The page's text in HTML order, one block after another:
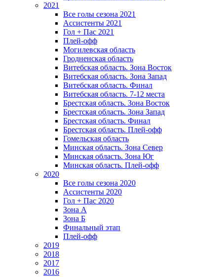
2021
Все голы сезона 2021
Ассистенты 2021
Гол + Пас 2021
Плей-офф
Могилевская область
Гродненская область
Витебская область. Зона Восток
Витебская область. Зона Запад
Витебская область. Финал
Витебская область. 7-12 места
Брестская область. Зона Восток
Брестская область. Зона Запад
Брестская область. Финал
Брестская область. Плей-офф
Гомельская область
Минская область. Зона Север
Минская область. Зона Юг
Минская область. Плей-офф
2020
Все голы сезона 2020
Ассистенты 2020
Гол + Пас 2020
Зона А
Зона Б
Финальный этап
Плей-офф
2019
2018
2017
2016